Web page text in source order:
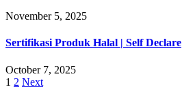
November 5, 2025
Sertifikasi Produk Halal | Self Declare
October 7, 2025
1 2 Next